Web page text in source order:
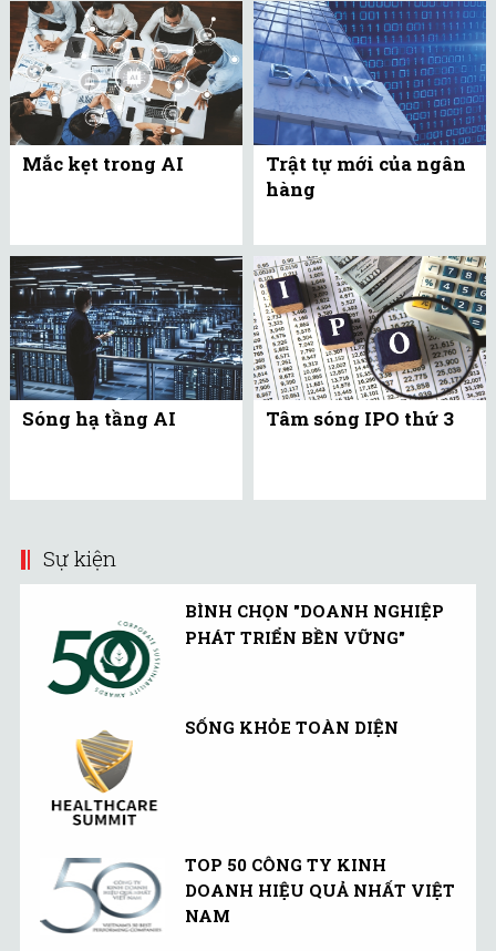
Mắc kẹt trong AI
Trật tự mới của ngân
hàng
Sóng hạ tầng AI Tâm sóng IPO thứ 3
Sự kiện
BÌNH CHỌN "DOANH NGHIỆP
PHÁT TRIỂN BỀN VỮNG"
SỐNG KHỎE TOÀN DIỆN
TOP 50 CÔNG TY KINH
DOANH HIỆU QUẢ NHẤT VIỆT
NAM